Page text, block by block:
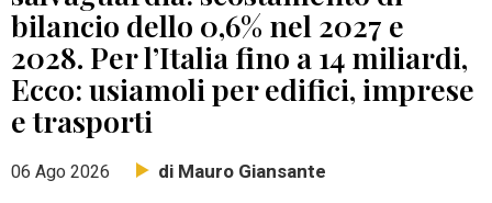
bilancio dello 0,6% nel 2027 e
2028. Per l’Italia fino a 14 miliardi,
Ecco: usiamoli per edifici, imprese
e trasporti
06 Ago 2026 di Mauro Giansante